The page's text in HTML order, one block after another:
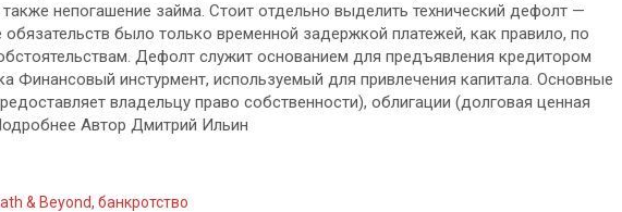
непогашение займа. Стоит отдельно выделить технический дефолт —
было только временной задержкой платежей, как правило, по
Дефолт служит основанием для предъявления кредитором
Финансовый инстурмент, используемый для привлечения капитала. Основные
владельцу право собственности), облигации (долговая ценная
Автор Дмитрий Ильин
& Beyond, банкротство